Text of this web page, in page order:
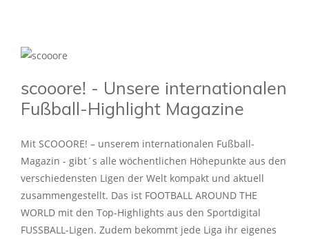
scooore! - Unsere internationalen
Fußball-Highlight Magazine
Mit SCOOORE! – unserem internationalen Fußball-
Magazin - gibt´s alle wöchentlichen Höhepunkte aus den
verschiedensten Ligen der Welt kompakt und aktuell
zusammengestellt. Das ist FOOTBALL AROUND THE
WORLD mit den Top-Highlights aus den Sportdigital
FUSSBALL-Ligen. Zudem bekommt jede Liga ihr eigenes